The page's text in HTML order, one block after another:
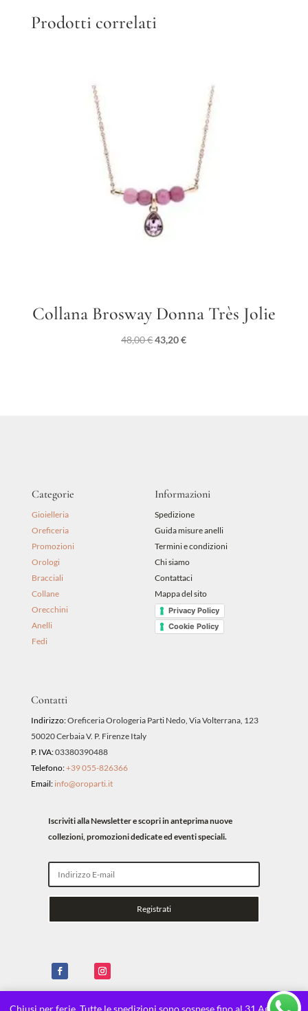
Chiusi per ferie. Tutte le spedizioni sono sospese fino al 31 Agosto. X
Prodotti correlati
Collana Brosway Donna Très Jolie
48,00€Il
43,20€Il
Categorie
Gioielleria
Oreficeria
Promozioni
Orologi
Bracciali
Collane
Orecchini
Anelli
Fedi
Informazioni
Spedizione
Guida misure anelli
Termini e condizioni
Chi siamo
Contattaci
Mappa del sito
Privacy Policy
Cookie Policy
Contatti
Indirizzo:Oreficeria Orologeria Parti Nedo, Via Volterrana, 123
50020 Cerbaia V. P. Firenze Italy
P. IVA:03380390488
Telefono:+39 055-826366
Email: info@oroparti.it
Iscriviti alla Newsletter e scopri in anteprima nuove
collezioni, promozioni dedicate ed eventi speciali.
Registrati